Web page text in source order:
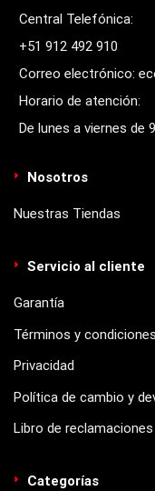
Central Telefónica:
+51 912 492 910
Correo electrónico:
Horario de atención:
De lunes a viernes de
Nosotros
Nuestras Tiendas
Servicio al cliente
Garantía
Términos y
Privacidad
Política de cambio y
Libro de reclamaciones
Categorías